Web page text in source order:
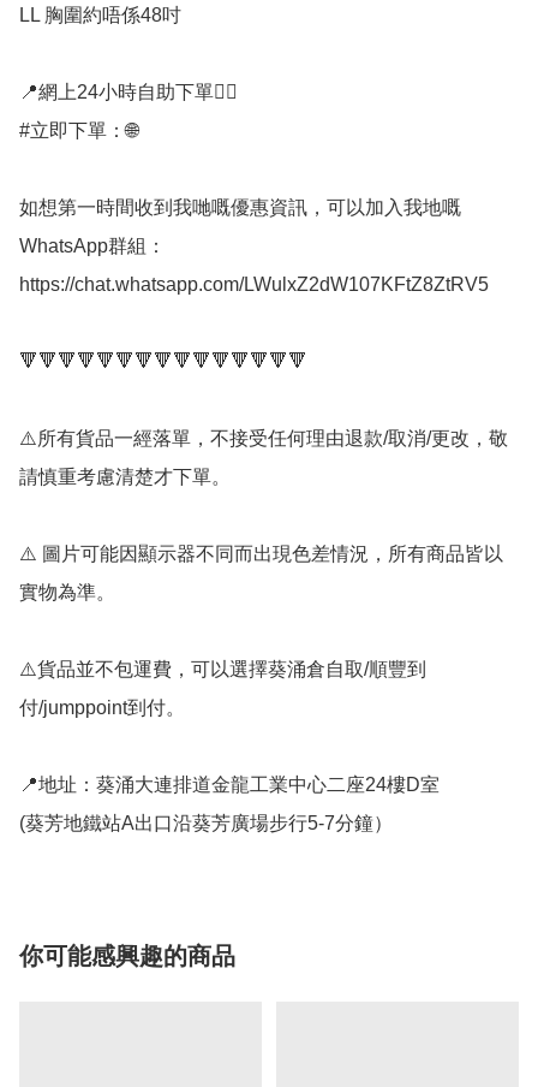
LL 胸圍約唔係48吋
📍網上24小時自助下單👍🏻
#立即下單：🌐
如想第一時間收到我哋嘅優惠資訊，可以加入我地嘅
WhatsApp群組：
https://chat.whatsapp.com/LWulxZ2dW107KFtZ8ZtRV5
🔻🔻🔻🔻🔻🔻🔻🔻🔻🔻🔻🔻🔻🔻🔻
⚠️所有貨品一經落單，不接受任何理由退款/取消/更改，敬
請慎重考慮清楚才下單。
⚠️ 圖片可能因顯示器不同而出現色差情況，所有商品皆以
實物為準。
⚠️貨品並不包運費，可以選擇葵涌倉自取/順豐到
付/jumppoint到付。
📍地址：葵涌大連排道金龍工業中心二座24樓D室
(葵芳地鐵站A出口沿葵芳廣場步行5-7分鐘）
你可能感興趣的商品